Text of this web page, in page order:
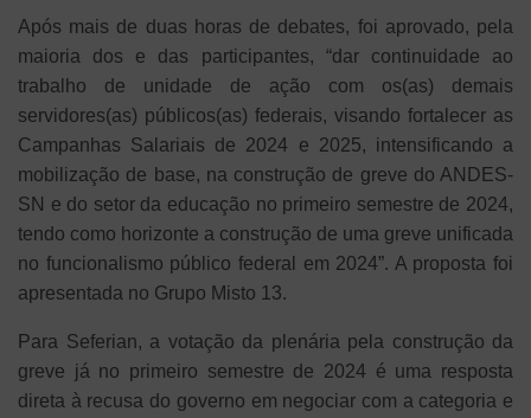
Após mais de duas horas de debates, foi aprovado, pela
maioria dos e das participantes, “dar continuidade ao
trabalho de unidade de ação com os(as) demais
servidores(as) públicos(as) federais, visando fortalecer as
Campanhas Salariais de 2024 e 2025, intensificando a
mobilização de base, na construção de greve do ANDES-
SN e do setor da educação no primeiro semestre de 2024,
tendo como horizonte a construção de uma greve unificada
no funcionalismo público federal em 2024”. A proposta foi
apresentada no Grupo Misto 13.
Para Seferian, a votação da plenária pela construção da
greve já no primeiro semestre de 2024 é uma resposta
direta à recusa do governo em negociar com a categoria e